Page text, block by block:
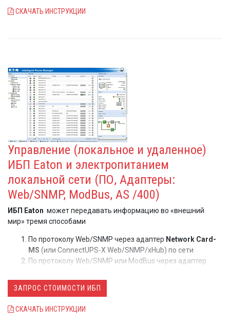
критически важного оборудования может быть подключена к
резервной системе электропитания. Оба источника питания
источника автоматически и мгновенно происходит переход
на дублирующий.
Модуль ATS Eaton высотой 1U и может быть с легкостью
мониторинга показателей и базовой настройки ATS. А модели
ATS 16 Netpack и ATS 30 могут подключаться к сети, что дает
и управления оборудованием.
СКАЧАТЬ ИНСТРУКЦИИ
Управление (локальное и удаленное)
ИБП Eaton и электропитанием
локальной сети (ПО, Адаптеры:
Web/SNMP, ModBus, AS /400)
ИБП Eaton может передавать информацию во «внешний
мир» тремя способами
По протоколу Web/SNMP через адаптер Network Card-
MS (или ConnectUPS-X Web/SNMP/xHub) по сети
По протоколу Web/SNMP или ModBus через адаптер
Adapter)
Через релейные «сухие» контакты встроенные в ИБП,
Через USB порт рабочей станции
ЗАПРОС СТОИМОСТИ ИБП
СКАЧАТЬ ИНСТРУКЦИИ